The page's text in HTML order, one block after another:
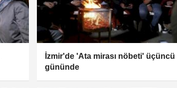
İzmir'de 'Ata mirası nöbeti' üçüncü
gününde